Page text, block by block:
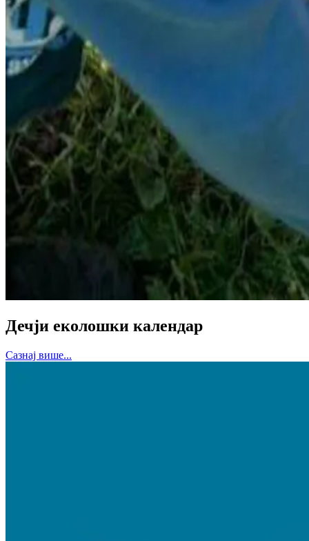
Дечји еколошки календар
Сазнај више...